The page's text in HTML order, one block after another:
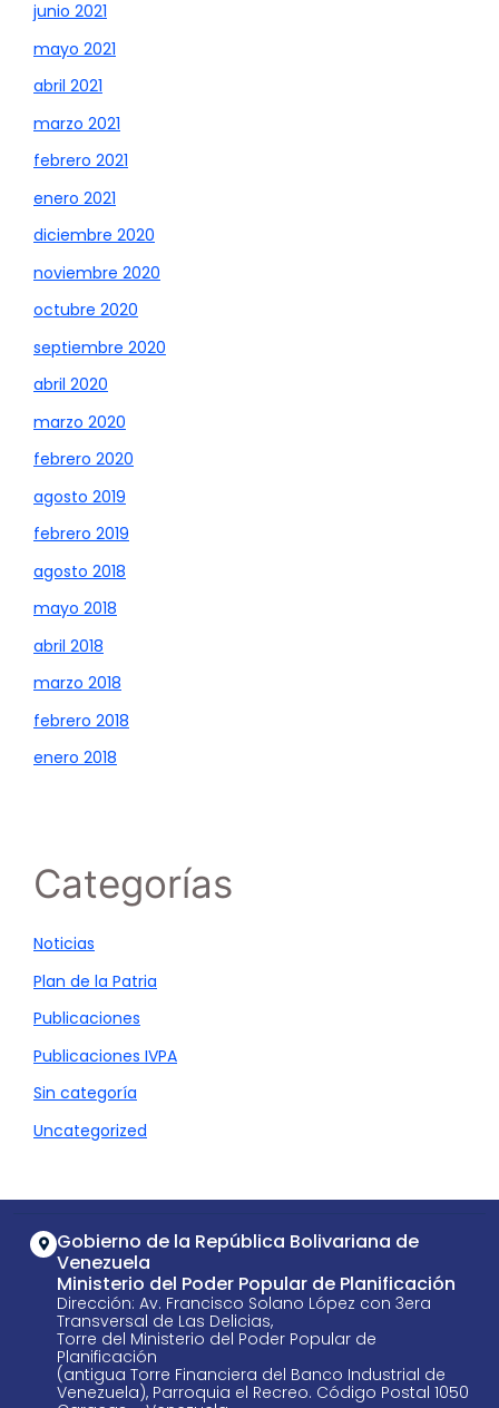
junio 2021
mayo 2021
abril 2021
marzo 2021
febrero 2021
enero 2021
diciembre 2020
noviembre 2020
octubre 2020
septiembre 2020
abril 2020
marzo 2020
febrero 2020
agosto 2019
febrero 2019
agosto 2018
mayo 2018
abril 2018
marzo 2018
febrero 2018
enero 2018
Categorías
Noticias
Plan de la Patria
Publicaciones
Publicaciones IVPA
Sin categoría
Uncategorized
Gobierno de la República Bolivariana de
Venezuela
Ministerio del Poder Popular de Planificación
Dirección: Av. Francisco Solano López con 3era
Transversal de Las Delicias,
Torre del Ministerio del Poder Popular de
Planificación
(antigua Torre Financiera del Banco Industrial de
Venezuela), Parroquia el Recreo. Código Postal 1050